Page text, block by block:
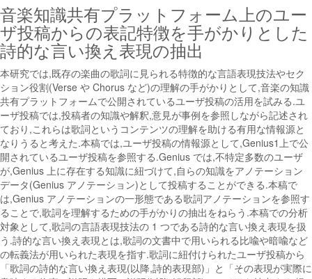
音楽知識共有プラットフォーム上のユー
ザ投稿からの表記特徴を手がかりとした
詩的な言い換え表現の抽出
本研究では,既存の楽曲の歌詞に見られる特徴的な言語表現技法やセク
ション役割(Verse や Chorus など)の理解の手がかりとして,音楽の知識
共有プラットフォームで公開されているユーザ投稿の活用を試みる.ユ
ーザ投稿では,投稿者の知識や解釈,意見が事例を参照しながら記述され
ており,これらは歌詞というコンテンツの理解を助ける有用な情報源と
なりうると考えた.本稿では,ユーザ投稿の情報源として,Genius1上で公
開されているユーザ投稿を参照する.Genius では,不特定多数のユーザ
が,Genius 上に存在する知識に紐づけて,自らの知識をアノテーション
データ(Genius アノテーション)として投稿することができる.本稿で
は,Genius アノテーションの一形態である歌詞アノテーションを参照す
ることで,歌詞を理解するための手がかりの抽出をねらう.本稿での分析
対象として,歌詞の言語表現技法の 1 つである詩的な言い換え表現を扱
う.詩的な言い換え表現とは,歌詞の文書中で用いられる比喩や暗喩など
の転義法が用いられた表現を指す.歌詞に紐付けられたユーザ投稿から
「歌詞の詩的な言い換え表現(以降,詩的表現部)」と「その表現が実際に